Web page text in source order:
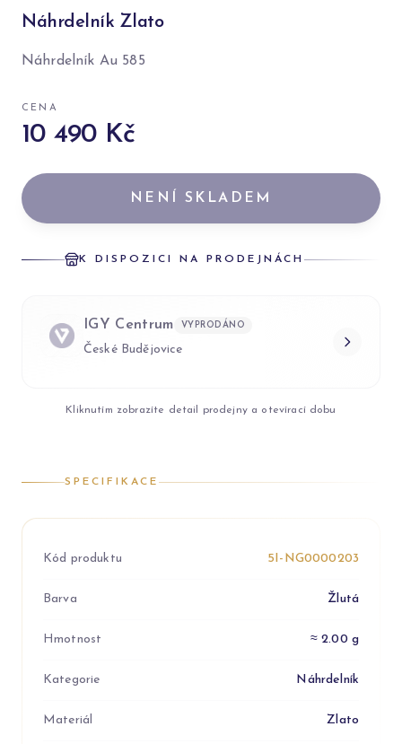
Náhrdelník Zlato
Náhrdelník Au 585
CENA
10 490 Kč
NENÍ SKLADEM
K DISPOZICI NA PRODEJNÁCH
IGY Centrum VYPRODÁNO
České Budějovice
Kliknutím zobrazíte detail prodejny a otevírací dobu
SPECIFIKACE
Kód produktu 5I-NG0000203
Barva Žlutá
Hmotnost ≈ 2.00 g
Kategorie Náhrdelník
Materiál Zlato